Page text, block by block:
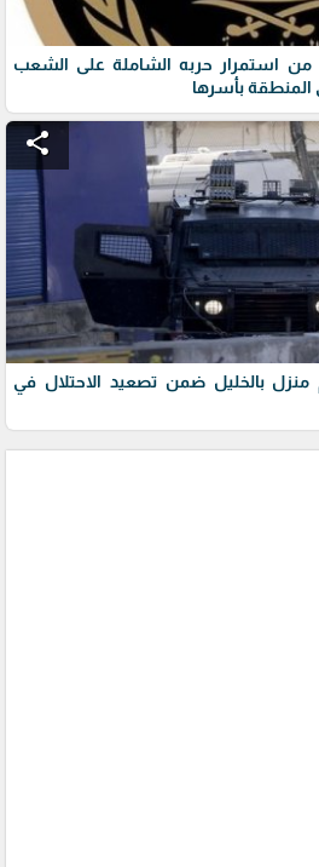
من استمرار حربه الشاملة على الشعب
بأسرها
share
منزل بالخليل ضمن تصعيد الاحتلال في